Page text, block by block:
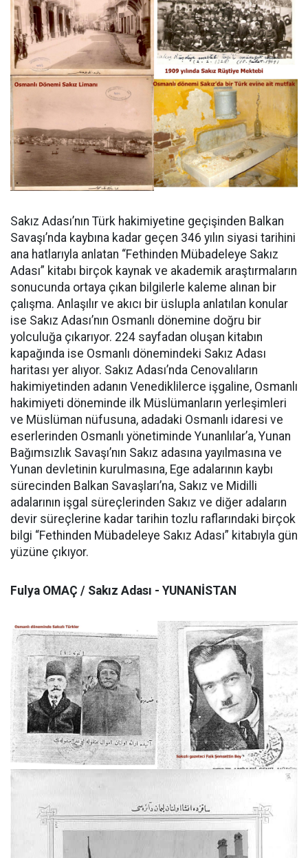
Sakız Adası’nın Türk hakimiyetine geçişinden Balkan
Savaşı’nda kaybına kadar geçen 346 yılın siyasi tarihini
ana hatlarıyla anlatan “Fethinden Mübadeleye Sakız
Adası” kitabı birçok kaynak ve akademik araştırmaların
sonucunda ortaya çıkan bilgilerle kaleme alınan bir
çalışma. Anlaşılır ve akıcı bir üslupla anlatılan konular
ise Sakız Adası’nın Osmanlı dönemine doğru bir
yolculuğa çıkarıyor. 224 sayfadan oluşan kitabın
kapağında ise Osmanlı dönemindeki Sakız Adası
haritası yer alıyor. Sakız Adası’nda Cenovalıların
hakimiyetinden adanın Venediklilerce işgaline, Osmanlı
hakimiyeti döneminde ilk Müslümanların yerleşimleri
ve Müslüman nüfusuna, adadaki Osmanlı idaresi ve
eserlerinden Osmanlı yönetiminde Yunanlılar’a, Yunan
Bağımsızlık Savaşı’nın Sakız adasına yayılmasına ve
Yunan devletinin kurulmasına, Ege adalarının kaybı
sürecinden Balkan Savaşları’na, Sakız ve Midilli
adalarının işgal süreçlerinden Sakız ve diğer adaların
devir süreçlerine kadar tarihin tozlu raflarındaki birçok
bilgi “Fethinden Mübadeleye Sakız Adası” kitabıyla gün
yüzüne çıkıyor.
Fulya OMAÇ / Sakız Adası - YUNANİSTAN